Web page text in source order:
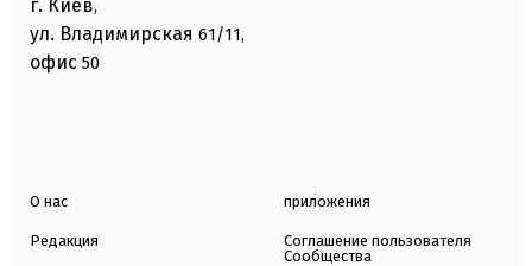
г. Киев,
ул. Владимирская 61/11,
офис 50
О нас
Редакция
приложения
Соглашение пользователя
Сообщества